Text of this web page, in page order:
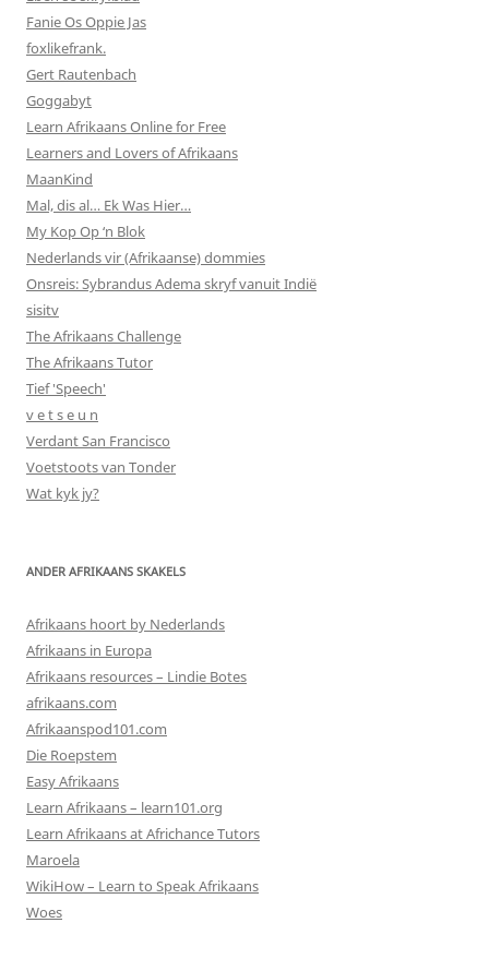
Fanie Os Oppie Jas
foxlikefrank.
Gert Rautenbach
Goggabyt
Learn Afrikaans Online for Free
Learners and Lovers of Afrikaans
MaanKind
Mal, dis al… Ek Was Hier…
My Kop Op ‘n Blok
Nederlands vir (Afrikaanse) dommies
Onsreis: Sybrandus Adema skryf vanuit Indië
sisitv
The Afrikaans Challenge
The Afrikaans Tutor
Tief 'Speech'
v e t s e u n
Verdant San Francisco
Voetstoots van Tonder
Wat kyk jy?
ANDER AFRIKAANS SKAKELS
Afrikaans hoort by Nederlands
Afrikaans in Europa
Afrikaans resources – Lindie Botes
afrikaans.com
Afrikaanspod101.com
Die Roepstem
Easy Afrikaans
Learn Afrikaans – learn101.org
Learn Afrikaans at Africhance Tutors
Maroela
WikiHow – Learn to Speak Afrikaans
Woes